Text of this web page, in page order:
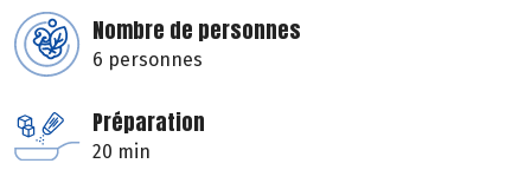
Nombre de personnes
6 personnes
Préparation
20 min